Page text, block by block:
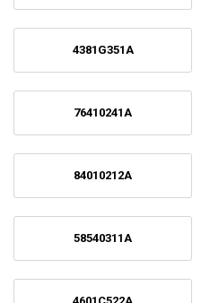
4381G351A
76410241A
84010212A
58540311A